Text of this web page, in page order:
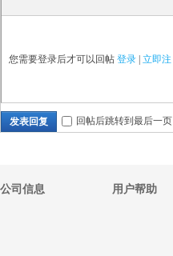
您需要登录后才可以回帖 登录| 立即注
发表回复 回帖后跳转到最后一页
公司信息 用户帮助